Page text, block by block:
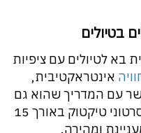
לטיולים עם ציפיות
אינטראקטיבית,
עם המדריך שהוא גם
חבר וגם מומחה. דור שגדל על סרטוני טיקטוק באורך 15
ומהירה.